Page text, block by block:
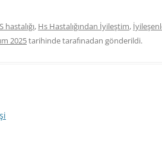
hastalığı, Hs Hastalığından İyileştim,
2025tarihindetarafınadan gönderildi.